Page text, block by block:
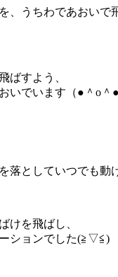
、うちわであおいで
ばすよう、
いでいます（●＾o＾●
落としていつでも動
けを飛ばし、
ションでした(≧▽≦)